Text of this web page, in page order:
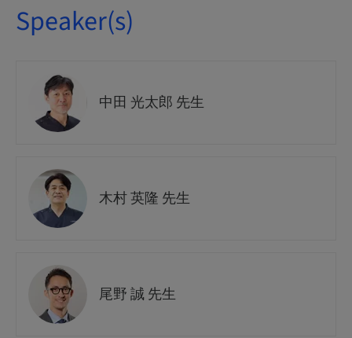
Speaker(s)
中田 光太郎 先生
木村 英隆 先生
尾野 誠 先生